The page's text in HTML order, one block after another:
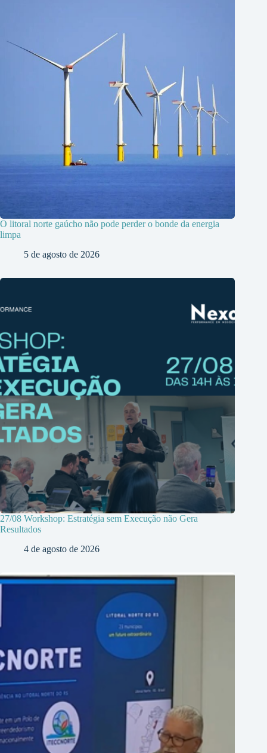
O litoral norte gaúcho não pode perder o bonde da energia
limpa
5 de agosto de 2026
27/08 Workshop: Estratégia sem Execução não Gera
Resultados
4 de agosto de 2026